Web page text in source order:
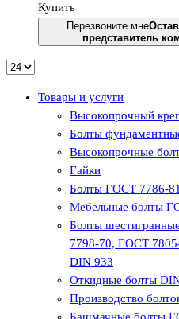
Купить
Перезвоните мне
представитель
Товары и услуги
Высокопрочный
Болты
Высокопрочные
Гайки
Болты ГОСТ 7786-
Мебельные болты
Болты
7798-70, ГОСТ
DIN 933
Откидные болты
Производство